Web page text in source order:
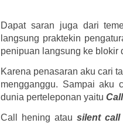
Dapat saran juga dari
langsung praktekin
penipuan langsung ke blokir
Karena penasaran aku cari
mengganggu. Sampai aku
dunia perteleponan yaitu
Call hening atausilent call